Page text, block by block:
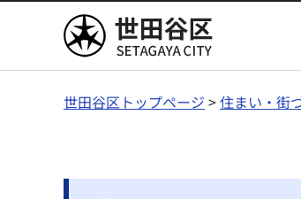
世田谷区
世田谷区トップページ >住まい・街